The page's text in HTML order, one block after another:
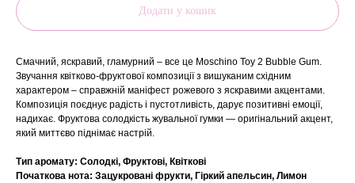
Додати у кошик
Смачний, яскравий, гламурний – все це Moschino Toy 2 Bubble Gum.
Звучання квітково-фруктової композиції з вишуканим східним
характером – справжній маніфест рожевого з яскравими акцентами.
Композиція поєднує радість і пустотливість, дарує позитивні емоції,
надихає. Фруктова солодкість жувальної гумки — оригінальний акцент,
який миттєво піднімає настрій.
Тип аромату: Солодкі, Фруктові, Квіткові
Початкова нота: Зацукровані фрукти, Гіркий апельсин, Лимон